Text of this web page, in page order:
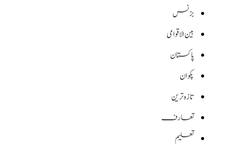
بزنس
بین الاقوامی
پاکستان
پکوان
تازہ ترین
تعارف
تعلیم